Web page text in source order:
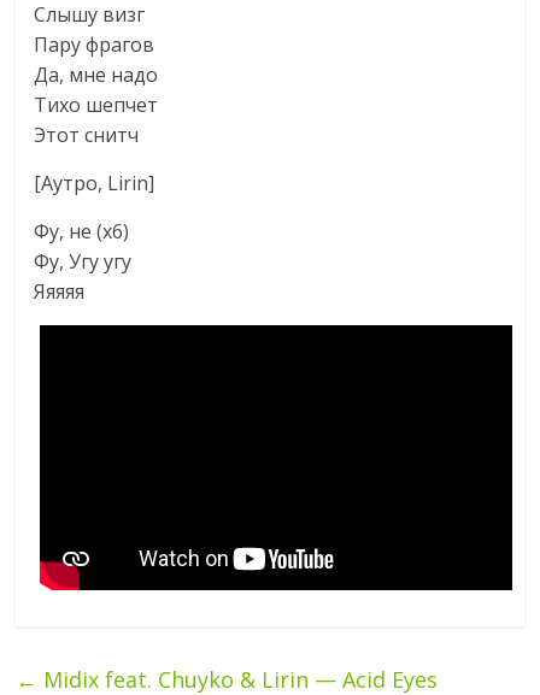
Слышу визг
Пару фрагов
Да, мне надо
Тихо шепчет
Этот снитч
[Аутро, Lirin]
Фу, не (х6)
Фу, Угу угу
Яяяяя
← Midix feat. Chuyko & Lirin — Acid Eyes